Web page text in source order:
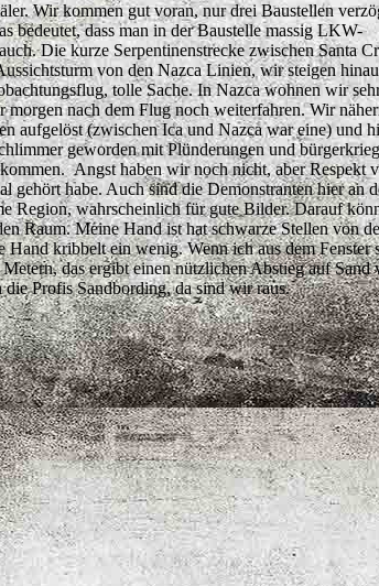
Wir kommen gut voran, nur drei Baustellen
bedeutet, dass man in der Baustelle massig LKW-
Die kurze Serpentinenstrecke zwischen Santa
von den Nazca Linien, wir steigen
tolle Sache. In Nazca wohnen wir
nach dem Flug noch weiterfahren. Wir
aufgelöst (zwischen Ica und Nazca war eine) und
geworden mit Plünderungen und
Angst haben wir noch nicht, aber Respekt
gehört habe. Auch sind die Demonstranten hier an
Region, wahrscheinlich für gute Bilder. Darauf
Raum. Meine Hand ist hat schwarze Stellen von
kribbelt ein wenig. Wenn ich aus dem Fenster
das ergibt einen nützlichen Abstieg auf Sand
die Profis Sandbording, da sind wir raus.